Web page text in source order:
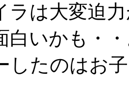
ラは大変迫
白いかも・
したのはお